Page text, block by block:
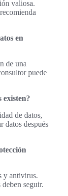
valiosa.
en
de una
puede
existen?
de datos,
datos después
y antivirus.
seguir.